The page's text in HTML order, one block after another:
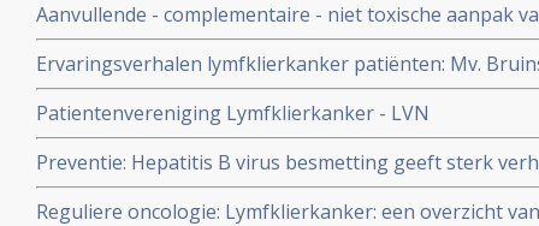
Aanvullende - complementaire - niet toxische aanpak
overzicht
Ervaringsverhalen lymfklierkanker patiënten: Mv.
beleid, dus geen chemo enz., maar wel het Moerman/
voedingssuppletie en kreeg haar non-Hodgkin
kankervrij
Patientenvereniging Lymfklierkanker - LVN
Preventie: Hepatitis B virus besmetting geeft sterk
lymfklierkanker, aldus groot bevolkingsonderzoek.
Reguliere oncologie: Lymfklierkanker: een overzicht